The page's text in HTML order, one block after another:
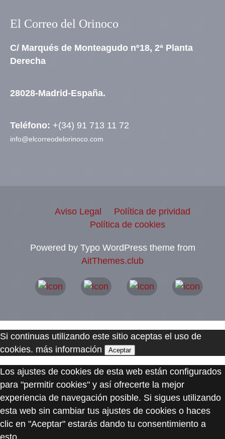
El Correo del Orinoco
C/ Marqués de Monteagudo nº18, 2ª Planta
Derecha
28028-Madrid-España.
Teléfono: +(34) 91 713 11 72
info@elcorreodelorinoco.com
Aviso Legal
Política de prividad
Política de cookies
Powered by Typo WordPress theme from
AitThemes.club
Si continuas utilizando este sitio aceptas el uso de
cookies. más información Aceptar
Los ajustes de cookies de esta web están configurados
para "permitir cookies" y así ofrecerte la mejor
experiencia de navegación posible. Si sigues utilizando
esta web sin cambiar tus ajustes de cookies o haces
clic en "Aceptar" estarás dando tu consentimiento a